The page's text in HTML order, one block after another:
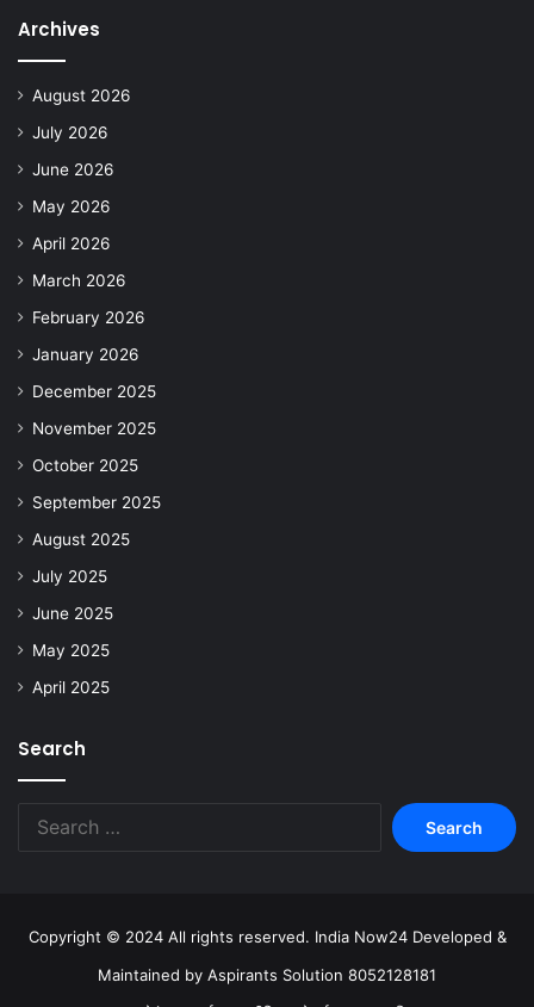
Archives
August 2026
July 2026
June 2026
May 2026
April 2026
March 2026
February 2026
January 2026
December 2025
November 2025
October 2025
September 2025
August 2025
July 2025
June 2025
May 2025
April 2025
Search
Copyright © 2024 All rights reserved. India Now24 Developed &
Maintained by Aspirants Solution 8052128181